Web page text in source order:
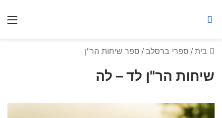
בית / ספרי ברסלב / ספר שיחות הר"ן
שיחות הר"ן לד – לה